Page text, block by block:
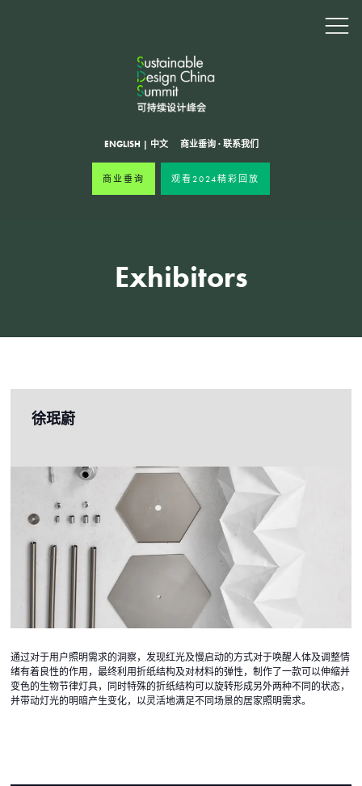
ENGLISH | 中文 商业垂询· 联系我们
商业垂询 观看2024精彩回放
Exhibitors
徐珉蔚
通过对于用户照明需求的洞察，发现红光及慢启动的方式对于唤醒人体及调整情
绪有着良性的作用，最终利用折纸结构及对材料的弹性，制作了一款可以伸缩并
变色的生物节律灯具，同时特殊的折纸结构可以旋转形成另外两种不同的状态，
并带动灯光的明暗产生变化，以灵活地满足不同场景的居家照明需求。